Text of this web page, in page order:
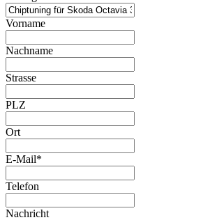
Vorname
Nachname
Strasse
PLZ
Ort
E-Mail*
Telefon
Nachricht